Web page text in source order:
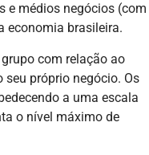
e médios negócios (com
economia brasileira.
com relação ao
seu próprio negócio. Os
a uma escala
o nível máximo de